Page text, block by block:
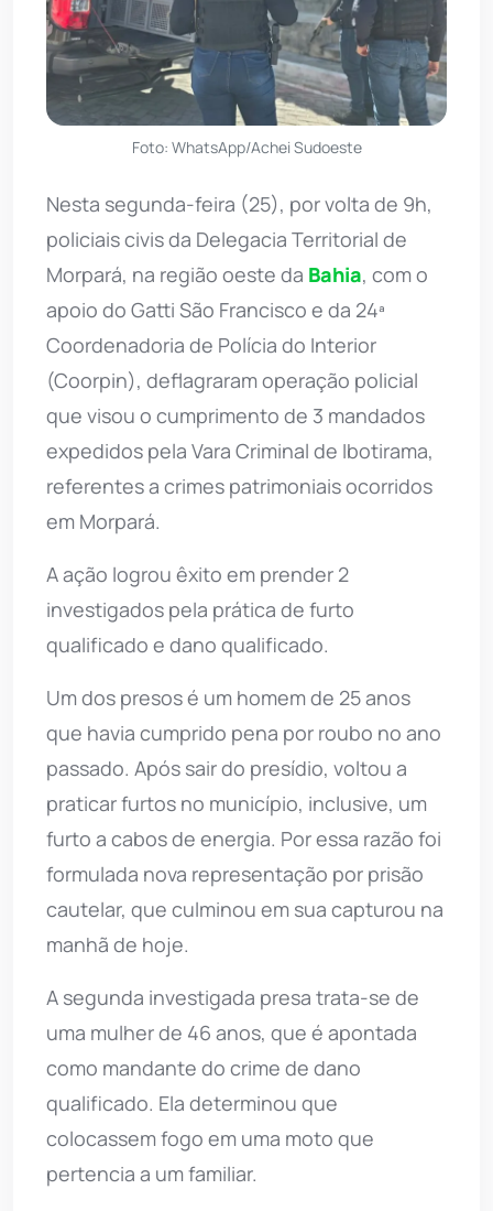
Foto: WhatsApp/Achei Sudoeste
Nesta segunda-feira (25), por volta de 9h,
policiais civis da Delegacia Territorial de
Morpará, na região oeste da Bahia, com o
apoio do Gatti São Francisco e da 24ª
Coordenadoria de Polícia do Interior
(Coorpin), deflagraram operação policial
que visou o cumprimento de 3 mandados
expedidos pela Vara Criminal de Ibotirama,
referentes a crimes patrimoniais ocorridos
em Morpará.
A ação logrou êxito em prender 2
investigados pela prática de furto
qualificado e dano qualificado.
Um dos presos é um homem de 25 anos
que havia cumprido pena por roubo no ano
passado. Após sair do presídio, voltou a
praticar furtos no município, inclusive, um
furto a cabos de energia. Por essa razão foi
formulada nova representação por prisão
cautelar, que culminou em sua capturou na
manhã de hoje.
A segunda investigada presa trata-se de
uma mulher de 46 anos, que é apontada
como mandante do crime de dano
qualificado. Ela determinou que
colocassem fogo em uma moto que
pertencia a um familiar.